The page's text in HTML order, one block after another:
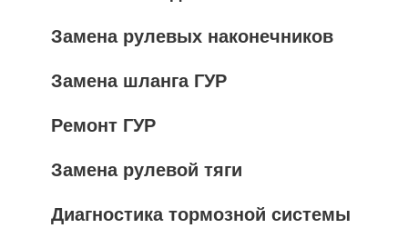
Замена рулевых наконечников
Замена шланга ГУР
Ремонт ГУР
Замена рулевой тяги
Диагностика тормозной системы